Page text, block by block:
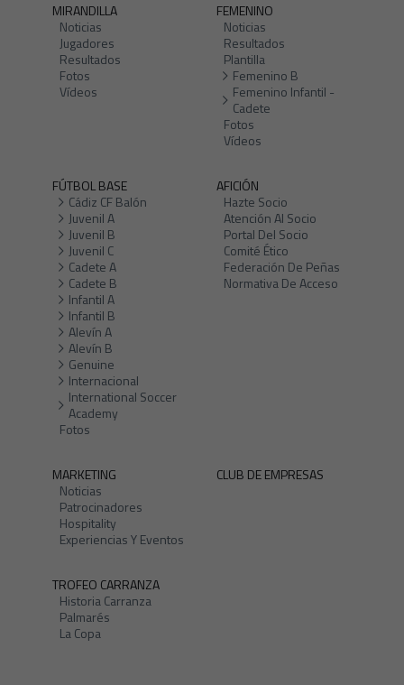
MIRANDILLA
Noticias
Jugadores
Resultados
Fotos
Vídeos
FEMENINO
Noticias
Resultados
Plantilla
Femenino B
Femenino Infantil -
Cadete
Fotos
Vídeos
FÚTBOL BASE
Cádiz CF Balón
Juvenil A
Juvenil B
Juvenil C
Cadete A
Cadete B
Infantil A
Infantil B
Alevín A
Alevín B
Genuine
Internacional
International Soccer
Academy
Fotos
AFICIÓN
Hazte Socio
Atención Al Socio
Portal Del Socio
Comité Ético
Federación De Peñas
Normativa De Acceso
MARKETING
Noticias
Patrocinadores
Hospitality
Experiencias Y Eventos
CLUB DE EMPRESAS
TROFEO CARRANZA
Historia Carranza
Palmarés
La Copa